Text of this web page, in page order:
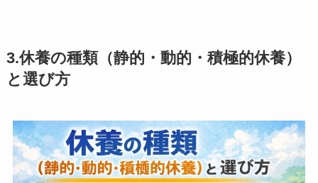
3.休養の種類（静的・動的・積極的休養）
と選び方